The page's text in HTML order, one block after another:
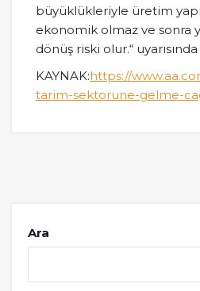
büyüklükleriyle üretim
ekonomik olmaz ve sonra
dönüş riski olur.“
KAYNAK:https://
tarim-sektorune-gelme-
Ara